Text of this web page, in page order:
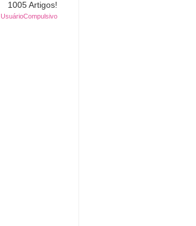
1005 Artigos!
UsuárioCompulsivo